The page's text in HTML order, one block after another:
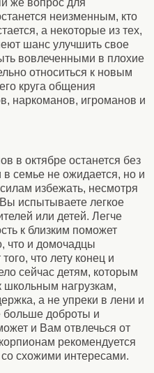
же вопрос для
неизменным, кто
а некоторые из тех,
шанс улучшить свое
вовлеченными в плохие
относиться к новым
круга общения
наркоманов, игроманов и
в октябре останется без
семье не ожидается, но и
избежать, несмотря
испытываете легкое
или детей. Легче
к близким поможет
что и домочадцы
что лету конец и
сейчас детям, которым
школьным нагрузкам,
а не упреки в лени и
больше доброты и
и Вам отвлечься от
рекомендуется
схожими интересами.